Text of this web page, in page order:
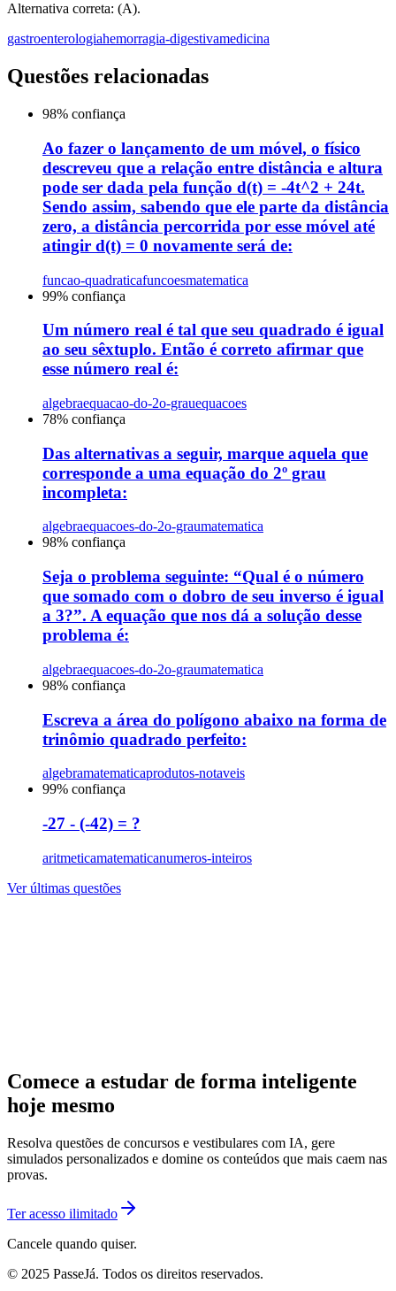
Alternativa correta: (A).
gastroenterologiahemorragia-digestivamedicina
Questões relacionadas
98% confiança
Ao fazer o lançamento de um móvel, o físico
descreveu que a relação entre distância e altura
pode ser dada pela função d(t) = -4t^2 + 24t.
Sendo assim, sabendo que ele parte da distância
zero, a distância percorrida por esse móvel até
atingir d(t) = 0 novamente será de:
funcao-quadraticafuncoesmatematica
99% confiança
Um número real é tal que seu quadrado é igual
ao seu sêxtuplo. Então é correto afirmar que
esse número real é:
algebraequacao-do-2o-grauequacoes
78% confiança
Das alternativas a seguir, marque aquela que
corresponde a uma equação do 2º grau
incompleta:
algebraequacoes-do-2o-graumatematica
98% confiança
Seja o problema seguinte: “Qual é o número
que somado com o dobro de seu inverso é igual
a 3?”. A equação que nos dá a solução desse
problema é:
algebraequacoes-do-2o-graumatematica
98% confiança
Escreva a área do polígono abaixo na forma de
trinômio quadrado perfeito:
algebramatematicaprodutos-notaveis
99% confiança
-27 - (-42) = ?
aritmeticamatematicanumeros-inteiros
Ver últimas questões
Comece a estudar de forma inteligente
hoje mesmo
Resolva questões de concursos e vestibulares com IA, gere
simulados personalizados e domine os conteúdos que mais caem nas
provas.
Ter acesso ilimitado
Cancele quando quiser.
© 2025 PasseJá. Todos os direitos reservados.